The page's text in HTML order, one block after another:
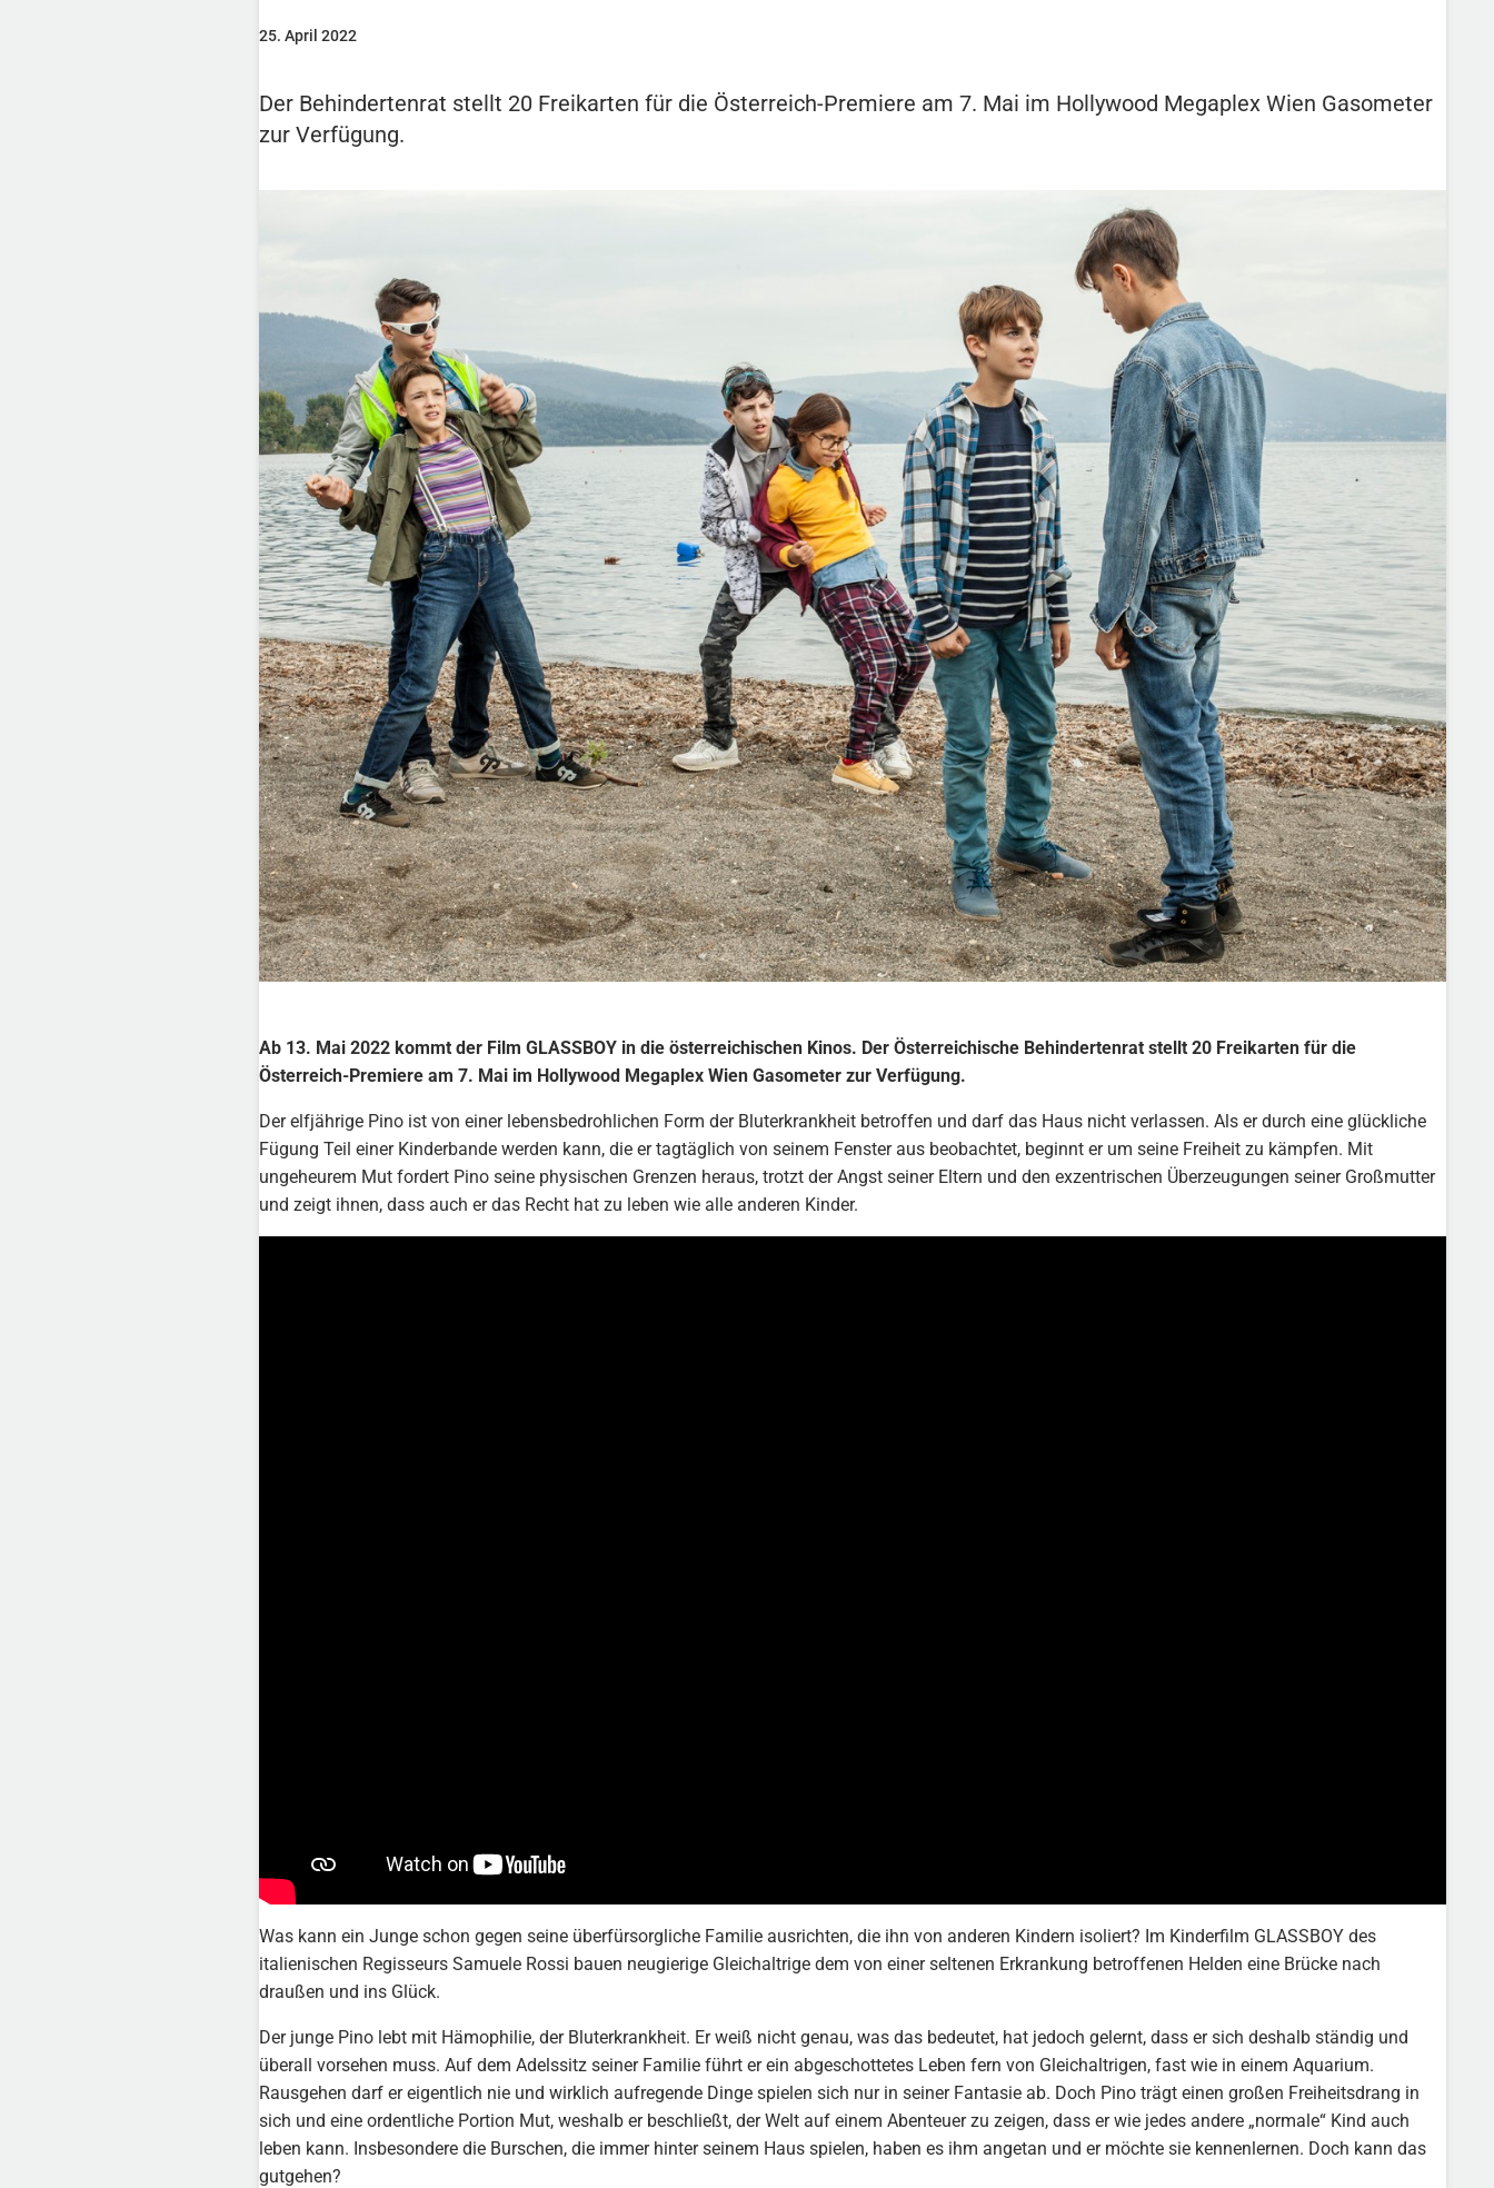
25. April 2022
Der Behindertenrat stellt 20 Freikarten für die Österreich-Premiere am 7. Mai im Hollywood Megaplex Wien Gasometer
zur Verfügung.
Ab 13. Mai 2022 kommt der Film GLASSBOY in die österreichischen Kinos. Der Österreichische Behindertenrat stellt 20 Freikarten für die
Österreich-Premiere am 7. Mai im Hollywood Megaplex Wien Gasometer zur Verfügung.
Der elfjährige Pino ist von einer lebensbedrohlichen Form der Bluterkrankheit betroffen und darf das Haus nicht verlassen. Als er durch eine glückliche
Fügung Teil einer Kinderbande werden kann, die er tagtäglich von seinem Fenster aus beobachtet, beginnt er um seine Freiheit zu kämpfen. Mit
ungeheurem Mut fordert Pino seine physischen Grenzen heraus, trotzt der Angst seiner Eltern und den exzentrischen Überzeugungen seiner Großmutter
und zeigt ihnen, dass auch er das Recht hat zu leben wie alle anderen Kinder.
Was kann ein Junge schon gegen seine überfürsorgliche Familie ausrichten, die ihn von anderen Kindern isoliert? Im Kinderfilm GLASSBOY des
italienischen Regisseurs Samuele Rossi bauen neugierige Gleichaltrige dem von einer seltenen Erkrankung betroffenen Helden eine Brücke nach
draußen und ins Glück.
Der junge Pino lebt mit Hämophilie, der Bluterkrankheit. Er weiß nicht genau, was das bedeutet, hat jedoch gelernt, dass er sich deshalb ständig und
überall vorsehen muss. Auf dem Adelssitz seiner Familie führt er ein abgeschottetes Leben fern von Gleichaltrigen, fast wie in einem Aquarium.
Rausgehen darf er eigentlich nie und wirklich aufregende Dinge spielen sich nur in seiner Fantasie ab. Doch Pino trägt einen großen Freiheitsdrang in
sich und eine ordentliche Portion Mut, weshalb er beschließt, der Welt auf einem Abenteuer zu zeigen, dass er wie jedes andere „normale“ Kind auch
leben kann. Insbesondere die Burschen, die immer hinter seinem Haus spielen, haben es ihm angetan und er möchte sie kennenlernen. Doch kann das
gutgehen?